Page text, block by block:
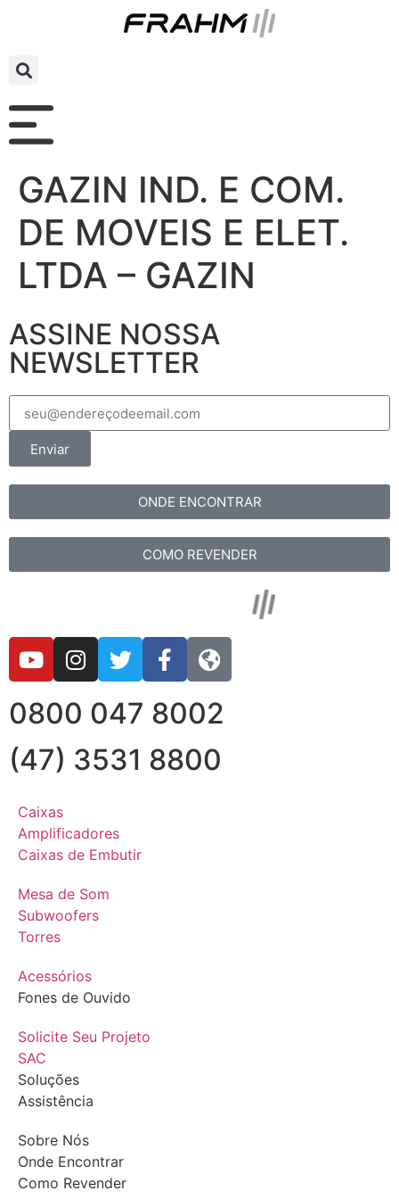
GAZIN IND. E COM.
DE MOVEIS E ELET.
LTDA – GAZIN
ASSINE NOSSA
NEWSLETTER
Enviar
ONDE ENCONTRAR
COMO REVENDER
0800 047 8002
(47) 3531 8800
Caixas
Amplificadores
Caixas de Embutir
Mesa de Som
Subwoofers
Torres
Acessórios
Fones de Ouvido
Solicite Seu Projeto
SAC
Soluções
Assistência
Sobre Nós
Onde Encontrar
Como Revender